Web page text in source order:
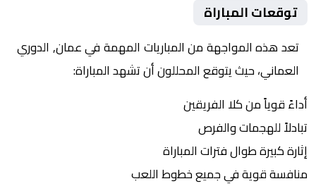
توقعات المباراة
تعد هذه المواجهة من المباريات المهمة في عمان, الدوري
العماني، حيث يتوقع المحللون أن تشهد المباراة:
أداءً قوياً من كلا الفريقين
تبادلاً للهجمات والفرص
إثارة كبيرة طوال فترات المباراة
منافسة قوية في جميع خطوط اللعب